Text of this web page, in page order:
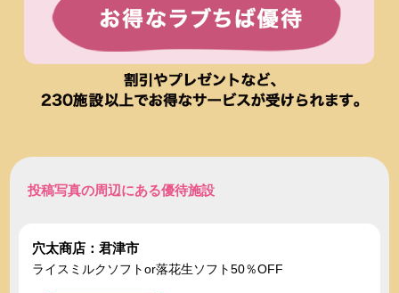
投稿写真の周辺にある優待施設
穴太商店：君津市
ライスミルクソフトor落花生ソフト50％OFF